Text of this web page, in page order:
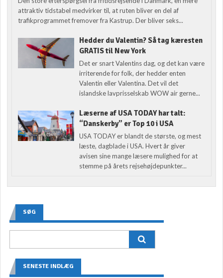
attraktiv tidstabel medvirker til, at ruten bliver en del af
trafikprogrammet fremover fra Kastrup. Der bliver seks...
Hedder du Valentin? Så tag kæresten
GRATIS til New York
Det er snart Valentins dag, og det kan være
irriterende for folk, der hedder enten
Valentin eller Valentina. Det vil det
islandske lavprisselskab WOW air gerne...
Læserne af USA TODAY har talt:
“Danskerby” er Top 10 i USA
USA TODAY er blandt de største, og mest
læste, dagblade i USA. Hvert år giver
avisen sine mange læsere mulighed for at
stemme på årets rejsehøjdepunkter...
SØG
SENESTE INDLÆG